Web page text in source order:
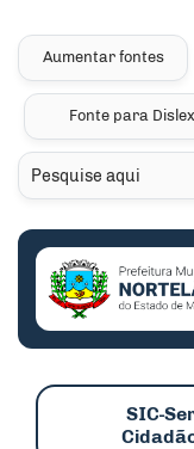
Seção
Ir para o
Ir para a
Ir para o
Aumentar fontes
Fonte para
Pesquisar
SIC-
Seção